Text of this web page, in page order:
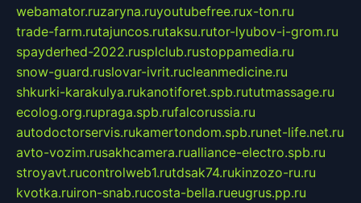
webamator.ruzaryna.ruyoutubefree.rux-ton.ru
trade-farm.rutajuncos.rutaksu.rutor-lyubov-i-grom.ru
spayderhed-2022.rusplclub.rustoppamedia.ru
snow-guard.ruslovar-ivrit.rucleanmedicine.ru
shkurki-karakulya.rukanotiforet.spb.rututmassage.ru
ecolog.org.rupraga.spb.rufalcorussia.ru
autodoctorservis.rukamertondom.spb.runet-life.net.ru
avto-vozim.rusakhcamera.rualliance-electro.spb.ru
stroyavt.rucontrolweb1.rutdsak74.rukinzozo-ru.ru
kvotka.ruiron-snab.rucosta-bella.rueugrus.pp.ru